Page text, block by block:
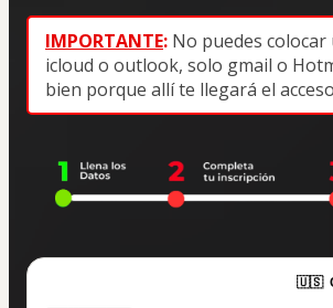
IMPORTANTE: No puedes
icloud o outlook, solo gmail o
bien porque allí te llegará el
🇺🇸